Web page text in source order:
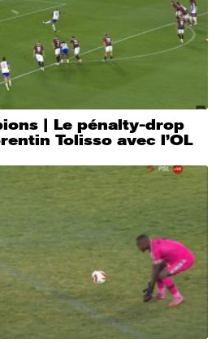
| Le pénalty-drop
Tolisso avec l’OL